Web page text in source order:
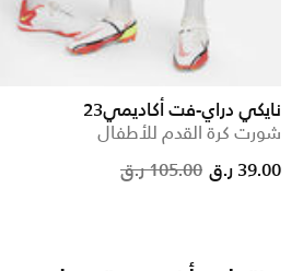
نايكي دراي-فت أكاديمي23
شورت كرة القدم للأطفال
Price
105.00 ر.ق 39.00 ر.ق